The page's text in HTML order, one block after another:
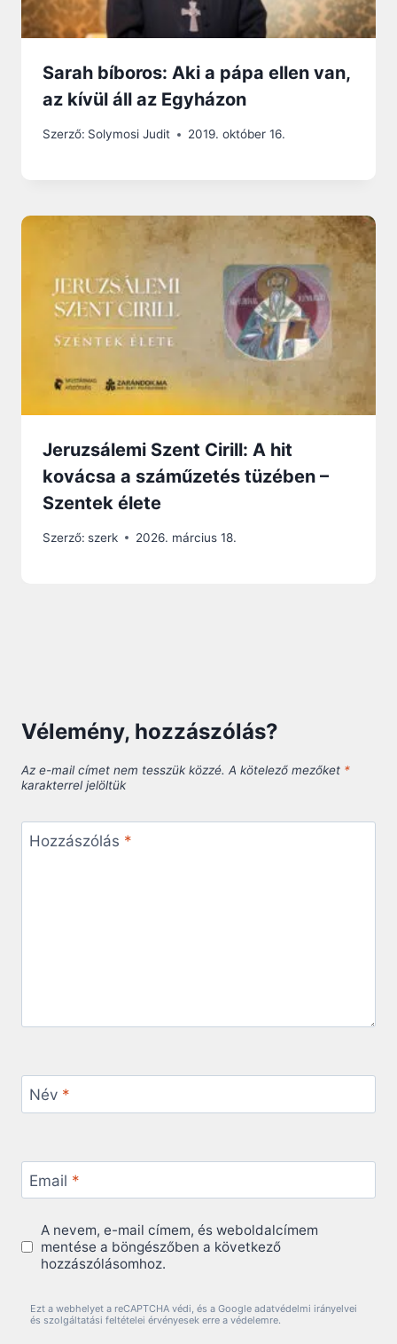
Sarah bíboros: Aki a pápa ellen van,
az kívül áll az Egyházon
Szerző: Solymosi Judit 2019. október 16.
Jeruzsálemi Szent Cirill: A hit
kovácsa a száműzetés tüzében –
Szentek élete
Szerző: szerk 2026. március 18.
Vélemény, hozzászólás?
Az e-mail címet nem tesszük közzé. A kötelező mezőket *
karakterrel jelöltük
Hozzászólás *
Név *
Email *
A nevem, e-mail címem, és weboldalcímem
mentése a böngészőben a következő
hozzászólásomhoz.
Ezt a webhelyet a reCAPTCHA védi, és a Google adatvédelmi irányelvei
és szolgáltatási feltételei érvényesek erre a védelemre.